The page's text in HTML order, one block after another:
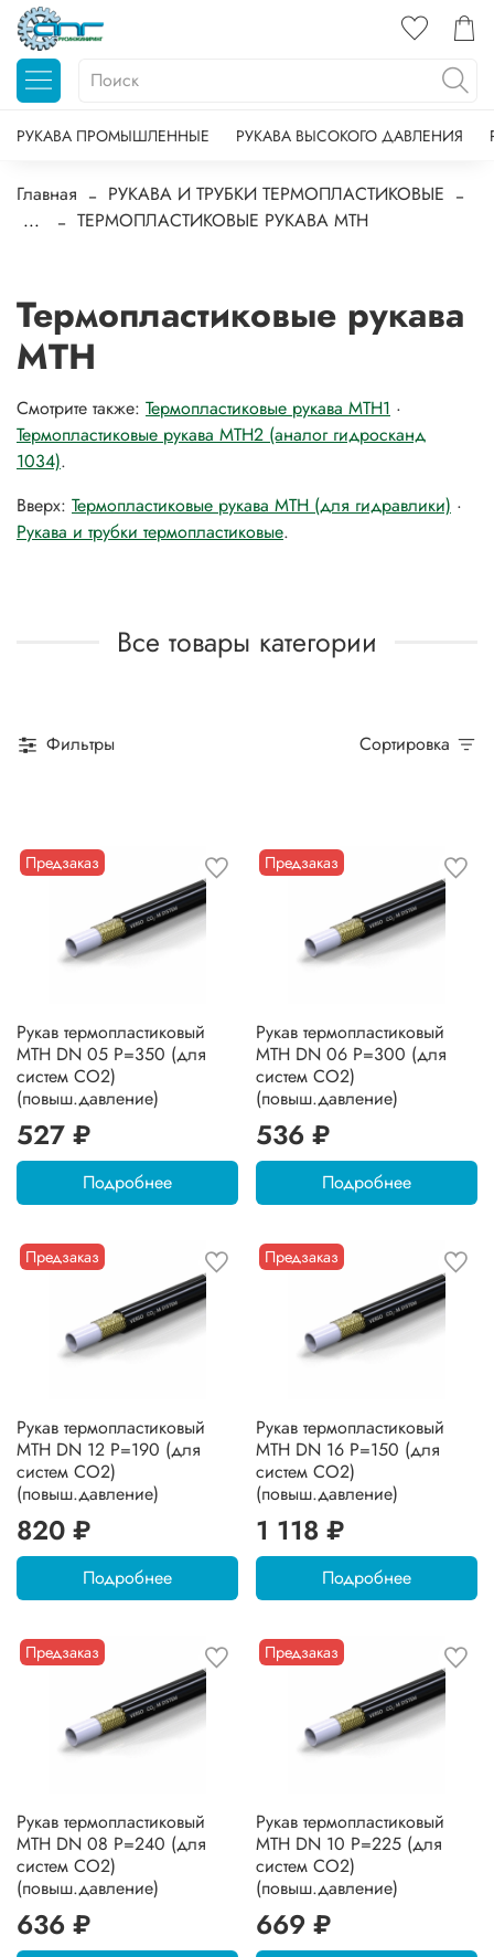
РУКАВА ПРОМЫШЛЕННЫЕ РУКАВА ВЫСОКОГО ДАВЛЕНИЯ
Главная
РУКАВА И ТРУБКИ ТЕРМОПЛАСТИКОВЫЕ
...
ТЕРМОПЛАСТИКОВЫЕ РУКАВА MTH
Термопластиковые рукава
MTH
Смотрите также: Термопластиковые рукава MTH1 ·
Термопластиковые рукава MTH2 (аналог гидросканд
1034).
Вверх: Термопластиковые рукава MTH (для гидравлики) ·
Рукава и трубки термопластиковые.
Все товары категории
Фильтры Сортировка
Предзаказ
Рукав термопластиковый
MTH DN 05 P=350 (для
систем CO2)
(повыш.давление)
527 ₽
Подробнее
Предзаказ
Рукав термопластиковый
MTH DN 06 P=300 (для
систем CO2)
(повыш.давление)
536 ₽
Подробнее
Предзаказ
Рукав термопластиковый
MTH DN 12 P=190 (для
систем CO2)
(повыш.давление)
820 ₽
Подробнее
Предзаказ
Рукав термопластиковый
MTH DN 16 P=150 (для
систем CO2)
(повыш.давление)
1 118 ₽
Подробнее
Предзаказ
Рукав термопластиковый
MTH DN 08 P=240 (для
систем CO2)
(повыш.давление)
636 ₽
Предзаказ
Рукав термопластиковый
MTH DN 10 P=225 (для
систем CO2)
(повыш.давление)
669 ₽